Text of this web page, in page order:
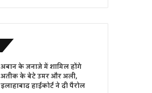
अबान के जनाजे में शामिल होंगे
अतीक के बेटे उमर और अली,
इलाहाबाद हाईकोर्ट ने दी पैरोल